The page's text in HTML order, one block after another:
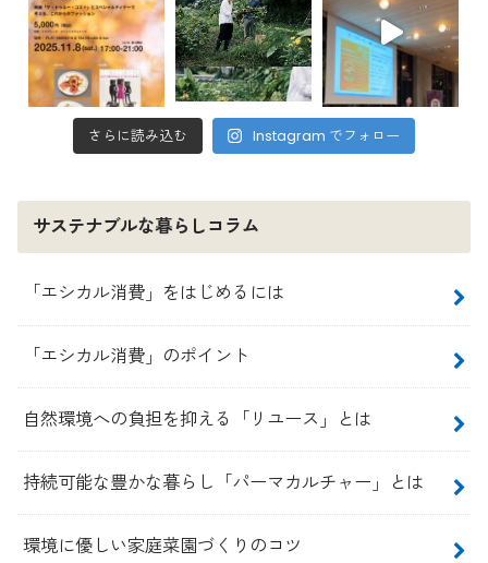
さらに読み込む Instagram でフォロー
サステナブルな暮らしコラム
「エシカル消費」をはじめるには
「エシカル消費」のポイント
自然環境への負担を抑える「リユース」とは
持続可能な豊かな暮らし「パーマカルチャー」とは
環境に優しい家庭菜園づくりのコツ